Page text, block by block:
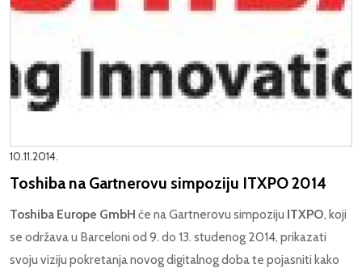
10.11.2014.
Toshiba na Gartnerovu simpoziju ITXPO 2014
Toshiba Europe GmbH će na Gartnerovu simpoziju ITXPO, koji
se održava u Barceloni od 9. do 13. studenog 2014, prikazati
svoju viziju pokretanja novog digitalnog doba te pojasniti kako